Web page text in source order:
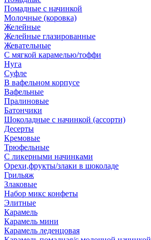
Помадные с начинкой
Молочные (коровка)
Желейные
Желейные глазированные
Жевательные
С мягкой карамелью/тоффи
Нуга
Суфле
В вафельном корпусе
Вафельные
Пралиновые
Батончики
Шоколадные с начинкой (ассорти)
Десерты
Кремовые
Трюфельные
С ликерными начинками
Орехи,фрукты/злаки в шоколаде
Грильяж
Злаковые
Набор микс конфеты
Элитные
Карамель
Карамель мини
Карамель леденцовая